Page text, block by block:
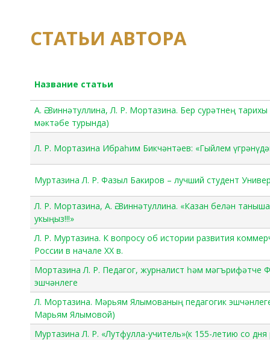
СТАТЬИ АВТОРА
Название статьи
А. Ә. Зиннәтуллина, Л. Р. Мортазина. Бер сурәтнең
мәктәбе турында)
Л. Р. Мортазина Ибраһим Бикчәнтәев: «Гыйлем
Муртазина Л. Р. Фазыл Бакиров – лучший студент
Л. Р. Мортазина, А. Ә. Зиннәтуллина. «Казан белән
укыңыз!!!»
Л. Р. Муртазина. К вопросу об истории развития
России в начале ХХ в.
Мортазина Л. Р. Педагог, журналист һәм мәгърифәтче
эшчәнлеге
Л. Мортазина. Мәрьям Ялымованың педагогик
Марьям Ялымовой)
Муртазина Л. Р. «Лутфулла-учитель»(к 155-летию со